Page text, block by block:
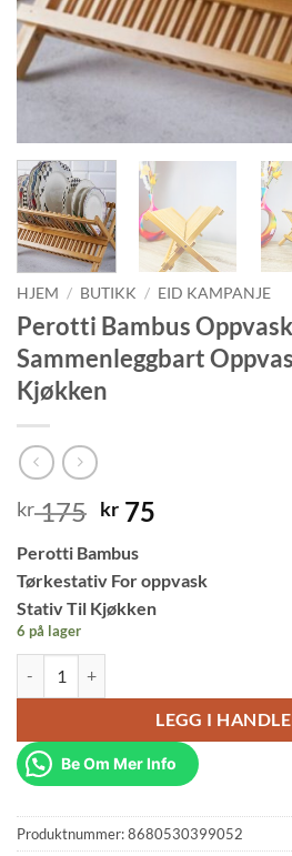
HJEM / BUTIKK / EID KAMPANJE
Perotti Bambus
Sammenleggbart
Kjøkken
kr175 Opprinnelig
var:
kr 175.
kr 75
kr 75.
Perotti Bambus
Tørkestativ For oppvask
Stativ Til Kjøkken
6 på lager
LEGG I
Be Om Mer Info
Produktnummer:8680530399052